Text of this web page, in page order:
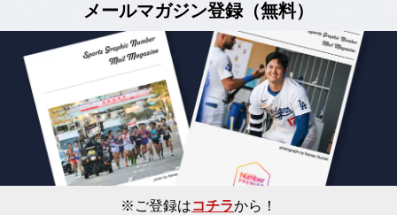
メールマガジン登録（無料）
※ご登録はコチラから！